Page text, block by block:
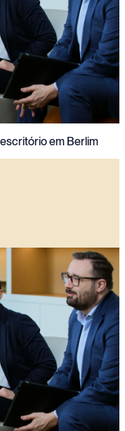
em Berlim